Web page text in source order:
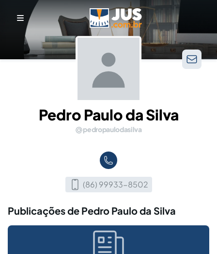
Pedro Paulo da Silva
pedropaulodasilva
(86) 99933-8502
Publicações de Pedro Paulo da Silva